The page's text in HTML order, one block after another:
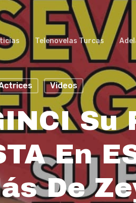
Telenovelas Turcas
Videos
Su
En
De